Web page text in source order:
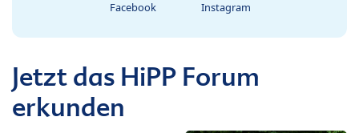
Facebook Instagram
Jetzt das HiPP Forum
erkunden